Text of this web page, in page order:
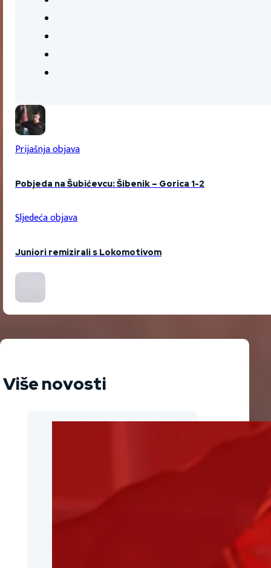
Prijašnja objava
Pobjeda na Šubićevcu: Šibenik – Gorica 1-2
Sljedeća objava
Juniori remizirali s Lokomotivom
Više novosti